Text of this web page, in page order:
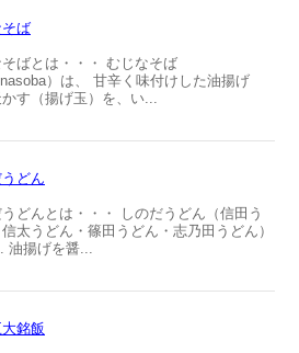
ば
ばとは・・・ むじなそば
）は、 甘辛く味付けした油揚げ
す（揚げ玉）を、い...
どん
うどんとは・・・ しのだうどん（信田う
太うどん・篠田うどん・志乃田うどん）
油揚げを醤...
銘飯